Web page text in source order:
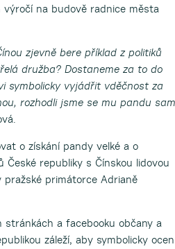
na budově radnice města
zjevně bere příklad z politiků
družba? Dostaneme za to do
symbolicky vyjádřit vděčnost za
rozhodli jsme se mu pandu
o získání pandy velké a o
republiky s Čínskou lidovou
primátorce Adrianě
a facebooku občany a
záleží, aby symbolicky